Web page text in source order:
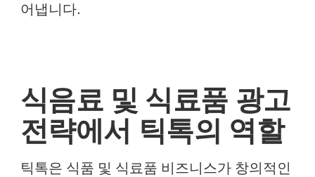
어냅니다.
식음료 및 식료품 광고
전략에서 틱톡의 역할
틱톡은 식품 및 식료품 비즈니스가 창의적인